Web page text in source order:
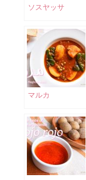
ソスヤッサ
マルカ